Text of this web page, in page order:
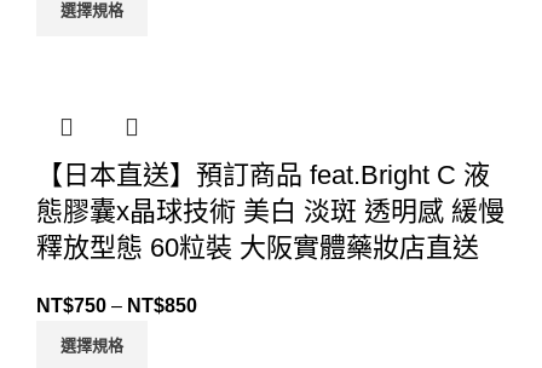
選擇規格
【日本直送】預訂商品 feat.Bright C 液
態膠囊x晶球技術 美白 淡斑 透明感 緩慢
釋放型態 60粒裝 大阪實體藥妝店直送
NT$750 – NT$850
選擇規格